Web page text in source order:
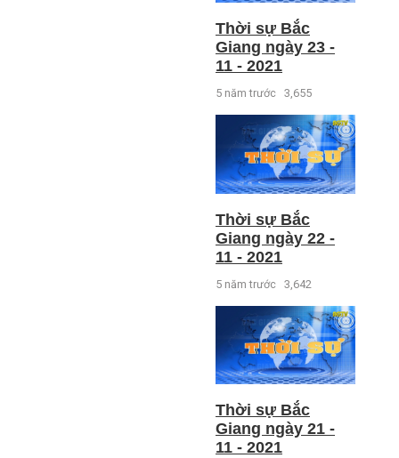
Thời sự Bắc
Giang ngày 23 -
11 - 2021
5 năm trước 3,655
Thời sự Bắc
Giang ngày 22 -
11 - 2021
5 năm trước 3,642
Thời sự Bắc
Giang ngày 21 -
11 - 2021